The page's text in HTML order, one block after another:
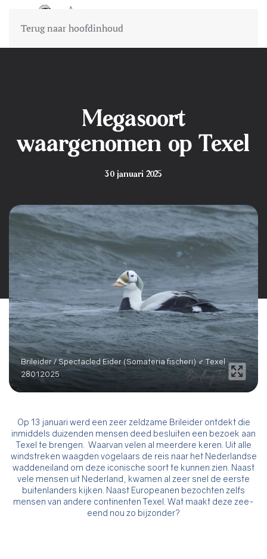
Terug naar hoofdinhoud
Megasoort
waargenomen op Texel
30 januari 2025
Brileider / Spectacled Eider (Somateria fischeri) ♂ Texel
28012025
Op 13 januari werd een zeer zeldzame Brileider ontdekt die
inmiddels duizenden mensen deed besluiten een bezoek aan
Texel te brengen. Waarvan velen al meerdere keren. Uit alle
windstreken waagden vogelaars de reis naar het Nederlandse
waddeneiland om deze iconische soort te kunnen zien. Naast
vele mensen uit Nederland, kwamen al zeer snel de eerste
buitenlanders kijken. Naast Europeanen bezochten zelfs
mensen van andere continenten Texel. Wat maakt deze zee-
eend nou zo bijzonder?